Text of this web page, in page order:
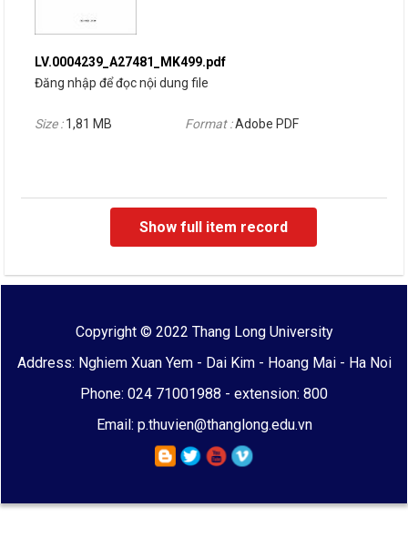
LV.0004239_A27481_MK499.pdf
Đăng nhập để đọc nội dung file
Size :1,81 MB Format :Adobe PDF
Show full item record
Copyright © 2022 Thang Long University
Address: Nghiem Xuan Yem - Dai Kim - Hoang Mai - Ha Noi
Phone: 024 71001988 - extension: 800
Email: p.thuvien@thanglong.edu.vn